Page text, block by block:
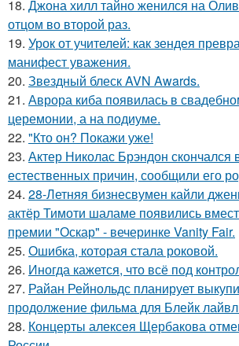
18. Джона хилл тайно женился на
отцом во второй раз.
19. Урок от учителей: как зендея
манифест уважения.
20. Звездный блеск AVN Awards.
21. Аврора киба появилась в
церемонии, а на подиуме.
22. "Кто он? Покажи уже!
23. Актер Николас Брэндон скончался
естественных причин, сообщили его
24. 28-Летняя бизнесвумен кайли
актёр Тимоти шаламе появились
премии "Оскар" - вечеринке Vanity Fair.
25. Ошибка, которая стала роковой.
26. Иногда кажется, что всё под
27. Райан Рейнольдс планирует
продолжение фильма для Блейк
28. Концерты алексея Щербакова